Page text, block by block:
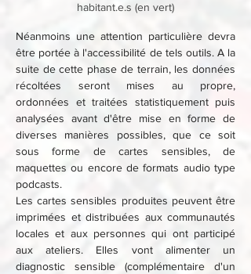
habitant.e.s (en vert)
Néanmoins une attention particulière devra
être portée à l'accessibilité de tels outils. A la
suite de cette phase de terrain, les données
récoltées seront mises au propre,
ordonnées et traitées statistiquement puis
analysées avant d'être mise en forme de
diverses manières possibles, que ce soit
sous forme de cartes sensibles, de
maquettes ou encore de formats audio type
podcasts.
Les cartes sensibles produites peuvent être
imprimées et distribuées aux communautés
locales et aux personnes qui ont participé
aux ateliers. Elles vont alimenter un
diagnostic sensible (complémentaire d'un